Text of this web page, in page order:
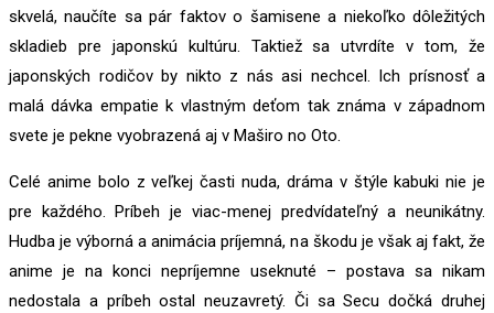
skvelá, naučíte sa pár faktov o šamisene a niekoľko dôležitých
skladieb pre japonskú kultúru. Taktiež sa utvrdíte v tom, že
japonských rodičov by nikto z nás asi nechcel. Ich prísnosť a
malá dávka empatie k vlastným deťom tak známa v západnom
svete je pekne vyobrazená aj v Maširo no Oto.
Celé anime bolo z veľkej časti nuda, dráma v štýle kabuki nie je
pre každého. Príbeh je viac-menej predvídateľný a neunikátny.
Hudba je výborná a animácia príjemná, na škodu je však aj fakt, že
anime je na konci nepríjemne useknuté – postava sa nikam
nedostala a príbeh ostal neuzavretý. Či sa Secu dočká druhej